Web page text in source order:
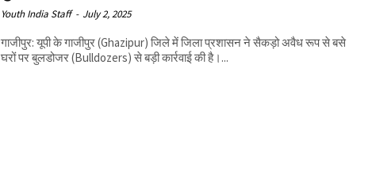
Youth India Staff - July 2, 2025
गाजीपुर: यूपी के गाजीपुर (Ghazipur) जिले में जिला प्रशासन ने सैकड़ो अवैध रूप से बसे
घरों पर बुलडोजर (Bulldozers) से बड़ी कार्रवाई की है।...